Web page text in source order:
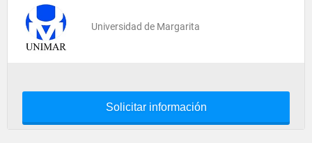
Universidad de Margarita
Solicitar información